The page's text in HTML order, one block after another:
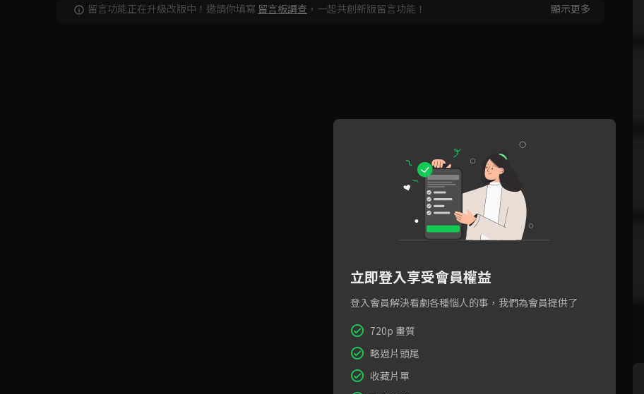
留言功能正在升級改版中！邀請你填寫 留言板調查 ，一起共創新版留言功能！ 顯示更多
立即登入享受會員權益
登入會員解決看劇各種惱人的事，我們為會員提供了
720p 畫質
略過片頭尾
收藏片單